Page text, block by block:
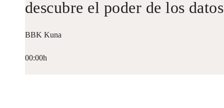
descubre el poder de los datos
BBK Kuna
00:00h